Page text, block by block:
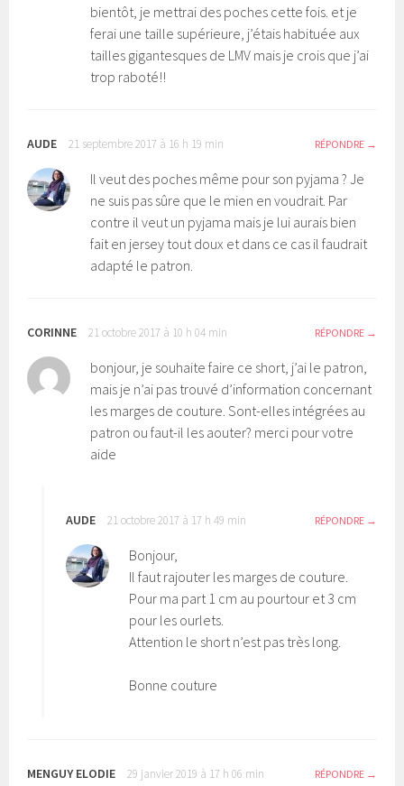
bientôt, je mettrai des poches cette fois. et je
ferai une taille supérieure, j’étais habituée aux
tailles gigantesques de LMV mais je crois que j’ai
trop raboté!!
AUDE 21 septembre 2017 à 16 h 19 min RÉPONDRE
Il veut des poches même pour son pyjama ? Je
ne suis pas sûre que le mien en voudrait. Par
contre il veut un pyjama mais je lui aurais bien
fait en jersey tout doux et dans ce cas il faudrait
adapté le patron.
CORINNE 21 octobre 2017 à 10 h 04 min RÉPONDRE
bonjour, je souhaite faire ce short, j’ai le patron,
mais je n’ai pas trouvé d’information concernant
les marges de couture. Sont-elles intégrées au
patron ou faut-il les aouter? merci pour votre
aide
AUDE 21 octobre 2017 à 17 h 49 min RÉPONDRE
Bonjour,
Il faut rajouter les marges de couture.
Pour ma part 1 cm au pourtour et 3 cm
pour les ourlets.
Attention le short n’est pas très long.
Bonne couture
MENGUY ELODIE 29 janvier 2019 à 17 h 06 min RÉPONDRE